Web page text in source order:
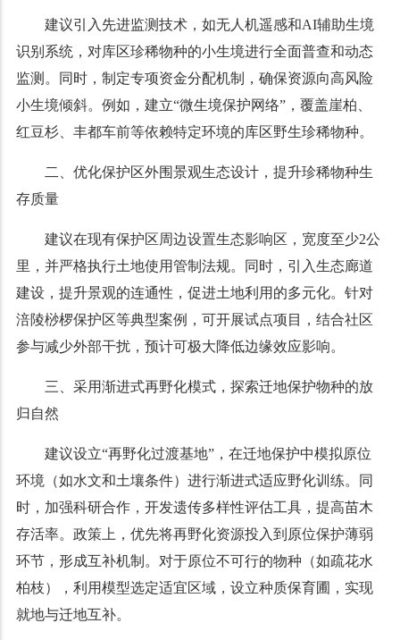
建议引入先进监测技术，如无人机遥感和AI辅助生境
识别系统，对库区珍稀物种的小生境进行全面普查和动态
监测。同时，制定专项资金分配机制，确保资源向高风险
小生境倾斜。例如，建立“微生境保护网络”，覆盖崖柏、
红豆杉、丰都车前等依赖特定环境的库区野生珍稀物种。
二、优化保护区外围景观生态设计，提升珍稀物种生
存质量
建议在现有保护区周边设置生态影响区，宽度至少2公
里，并严格执行土地使用管制法规。同时，引入生态廊道
建设，提升景观的连通性，促进土地利用的多元化。针对
涪陵桫椤保护区等典型案例，可开展试点项目，结合社区
参与减少外部干扰，预计可极大降低边缘效应影响。
三、采用渐进式再野化模式，探索迁地保护物种的放
归自然
建议设立“再野化过渡基地”，在迁地保护中模拟原位
环境（如水文和土壤条件）进行渐进式适应野化训练。同
时，加强科研合作，开发遗传多样性评估工具，提高苗木
存活率。政策上，优先将再野化资源投入到原位保护薄弱
环节，形成互补机制。对于原位不可行的物种（如疏花水
柏枝），利用模型选定适宜区域，设立种质保育圃，实现
就地与迁地互补。